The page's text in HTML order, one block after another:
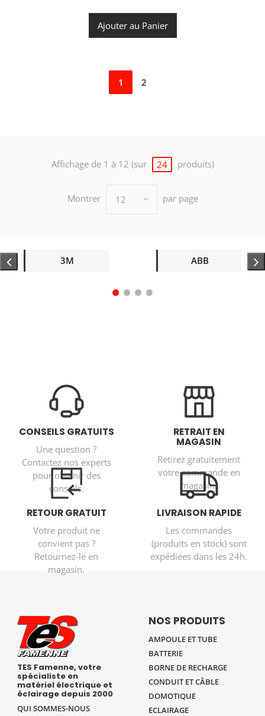
Ajouter au Panier
1 2
Affichage de 1 à 12 (sur 24 produits)
Montrer 12 par page
3M ABB
CONSEILS GRATUITS
Une question ?
Contactez nos experts
pour obtenir des
conseils.
RETRAIT EN
MAGASIN
Retirez gratuitement
votre commande en
magasin.
RETOUR GRATUIT
Votre produit ne
convient pas ?
Retournez-le en
magasin.
LIVRAISON RAPIDE
Les commandes
(produits en stock) sont
expédiées dans les 24h.
TES Famenne, votre
spécialiste en
matériel électrique et
éclairage depuis 2000
QUI SOMMES-NOUS
NOS PRODUITS
AMPOULE ET TUBE
BATTERIE
BORNE DE RECHARGE
CONDUIT ET CÂBLE
DOMOTIQUE
ECLAIRAGE